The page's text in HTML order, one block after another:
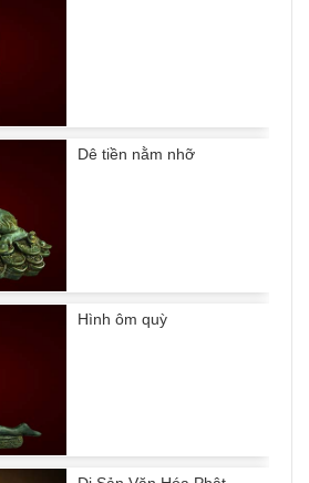
Dê tiền nằm nhỡ
Hình ôm quỳ